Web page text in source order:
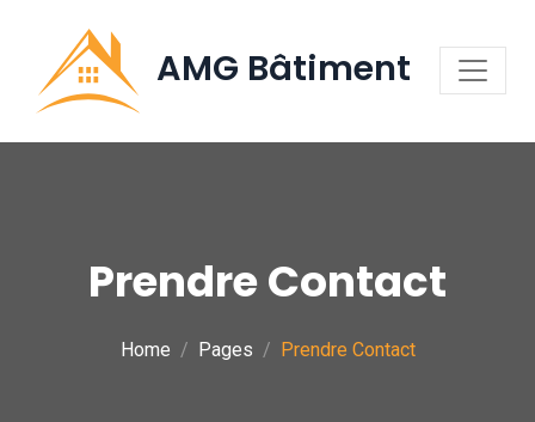
AMG Bâtiment
Prendre Contact
Home Pages Prendre Contact